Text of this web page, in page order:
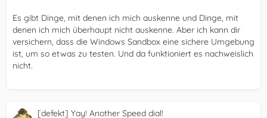
Es gibt Dinge, mit denen ich mich auskenne und Dinge, mit
denen ich mich überhaupt nicht auskenne. Aber ich kann dir
versichern, dass die Windows Sandbox eine sichere Umgebung
ist, um so etwas zu testen. Und da funktioniert es nachweislich
nicht.
[defekt] Yay! Another Speed dial!